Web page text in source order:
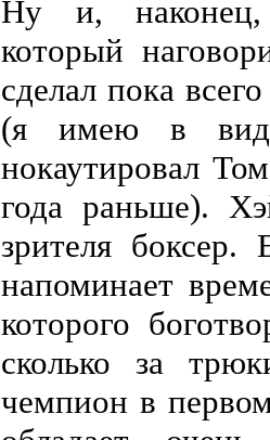
Ну и,
который
сделал пока
(я имею в
нокаутировал
года раньше).
зрителя
напоминает
которого
сколько за
чемпион в